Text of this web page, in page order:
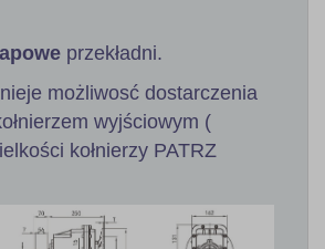
przekładni.
możliwosć dostarczenia
wyjściowym (
kołnierzy PATRZ